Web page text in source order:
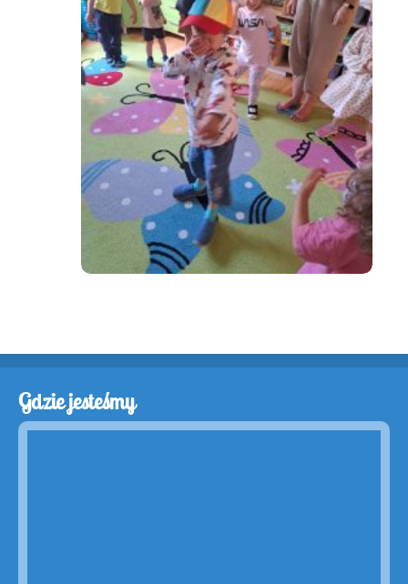
Gdzie jesteśmy